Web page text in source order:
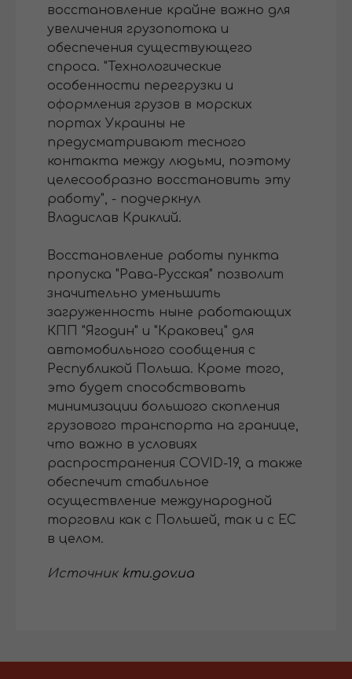
восстановление крайне важно для
увеличения грузопотока и
обеспечения существующего
спроса. "Технологические
особенности перегрузки и
оформления грузов в морских
портах Украины не
предусматривают тесного
контакта между людьми, поэтому
целесообразно восстановить эту
работу", - подчеркнул
Владислав Криклий.
Восстановление работы пункта
пропуска "Рава-Русская" позволит
значительно уменьшить
загруженность ныне работающих
КПП "Ягодин" и "Краковец" для
автомобильного сообщения с
Республикой Польша. Кроме того,
это будет способствовать
минимизации большого скопления
грузового транспорта на границе,
что важно в условиях
распространения COVID-19, а также
обеспечит стабильное
осуществление международной
торговли как с Польшей, так и с ЕС
в целом.
Источник kmu.gov.ua